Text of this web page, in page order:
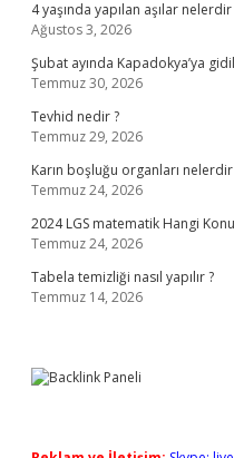
4 yaşında yapılan aşılar nelerdir
Ağustos 3, 2026
Şubat ayında Kapadokya’ya
Temmuz 30, 2026
Tevhid nedir ?
Temmuz 29, 2026
Karın boşluğu organları nelerdir
Temmuz 24, 2026
2024 LGS matematik Hangi
Temmuz 24, 2026
Tabela temizliği nasıl yapılır ?
Temmuz 14, 2026